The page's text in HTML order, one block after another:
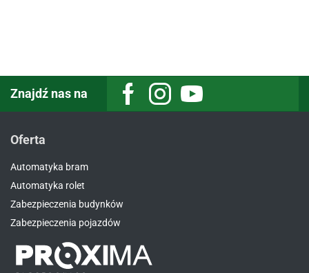
Znajdź nas na
Oferta
Automatyka bram
Automatyka rolet
Zabezpieczenia budynków
Zabezpieczenia pojazdów